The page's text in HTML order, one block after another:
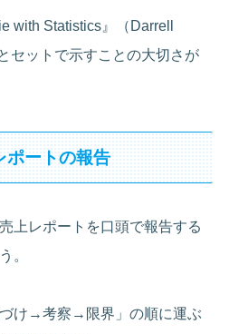
with Statistics』（Darrell
セットで示すことの大切さが
ポートの報告
上レポートを口頭で報告する
。
け→考察→限界」の順に運ぶ